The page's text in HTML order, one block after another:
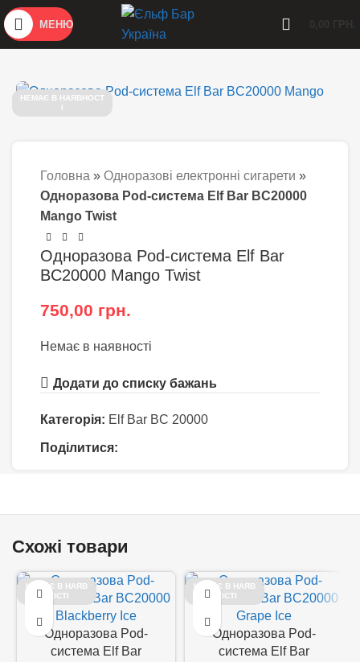
МЕНЮ
НЕМАЄ В НАЯВНОСТ
І
Головна » Одноразові електронні сигарети »
Одноразова Pod-система Elf Bar BC20000
Mango Twist
Одноразова Pod-система Elf Bar
BC20000 Mango Twist
750,00 грн.
Немає в наявності
Додати до списку бажань
Категорія: Elf Bar BC 20000
Поділитися:
Схожі товари
НЕМАЄ В НАЯВ
НОСТІ
Одноразова Pod-
система Elf Bar
НЕМАЄ В НАЯВ
НОСТІ
Одноразова Pod-
система Elf Bar